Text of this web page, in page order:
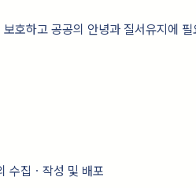
호하고 공공의 안녕과 질서유지에 필
수집ㆍ작성 및 배포